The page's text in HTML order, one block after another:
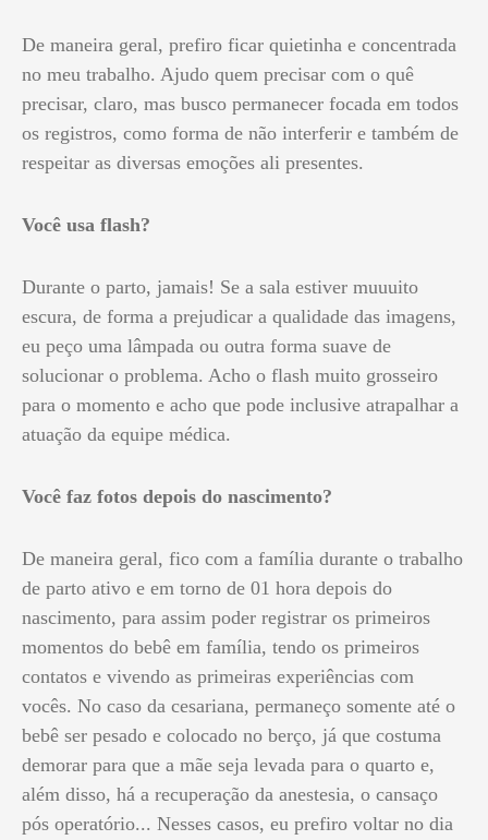
De maneira geral, prefiro ficar quietinha e concentrada
no meu trabalho. Ajudo quem precisar com o quê
precisar, claro, mas busco permanecer focada em todos
os registros, como forma de não interferir e também de
respeitar as diversas emoções ali presentes.
Você usa flash?
Durante o parto, jamais! Se a sala estiver muuuito
escura, de forma a prejudicar a qualidade das imagens,
eu peço uma lâmpada ou outra forma suave de
solucionar o problema. Acho o flash muito grosseiro
para o momento e acho que pode inclusive atrapalhar a
atuação da equipe médica.
Você faz fotos depois do nascimento?
De maneira geral, fico com a família durante o trabalho
de parto ativo e em torno de 01 hora depois do
nascimento, para assim poder registrar os primeiros
momentos do bebê em família, tendo os primeiros
contatos e vivendo as primeiras experiências com
vocês. No caso da cesariana, permaneço somente até o
bebê ser pesado e colocado no berço, já que costuma
demorar para que a mãe seja levada para o quarto e,
além disso, há a recuperação da anestesia, o cansaço
pós operatório... Nesses casos, eu prefiro voltar no dia